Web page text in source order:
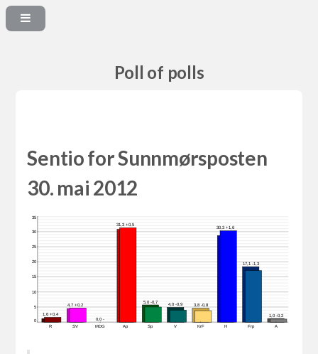
Poll of polls
Sentio for Sunnmørsposten
30. mai 2012
1,6 +0,4
4,7 +0,2
0,0 -
31,3 +0,5
5,0 -0,7
4,0 -0,9 3,8 -0,8
30,3 +1,6
17,1 -1,3
1,0 -0,2
R SV MDG Ap Sp V KrF H Frp A
0
5
10
15
20
25
30
35